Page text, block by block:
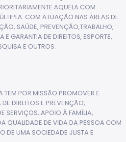
AQUELA COM
COM ATUAÇÃO NAS ÁREAS DE:
SAÚDE, PREVENÇÃO,TRABALHO,
E GARANTIA DE DIREITOS, ESPORTE,
E OUTROS.
TEM POR MISSÃO PROMOVER E
DIREITOS E PREVENÇÃO,
SERVIÇOS, APOIO À FAMÍLIA,
QUALIDADE DE VIDA DA PESSOA COM
DE UMA SOCIEDADE JUSTA E